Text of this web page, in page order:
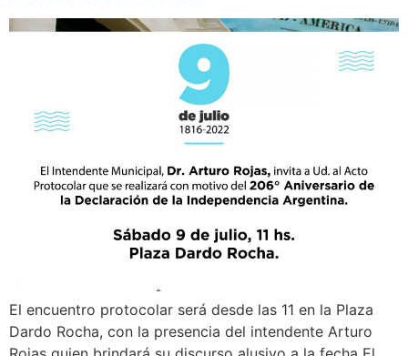
El encuentro protocolar será desde las 11 en la Plaza
Dardo Rocha, con la presencia del intendente Arturo